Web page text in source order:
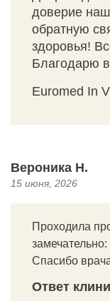
доверие
обратную
здоровья!
Благодарю
Euromed In
Вероника Н.
15 июня, 2026
Проходила
Спасибо
Ответ